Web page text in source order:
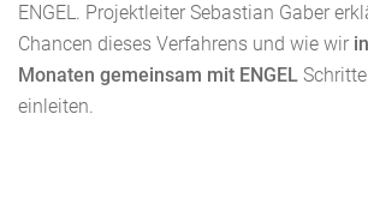
ENGEL. Projektleiter Sebastian Gaber
Chancen dieses Verfahrens und wie wir
Monaten gemeinsam mit ENGEL
einleiten.